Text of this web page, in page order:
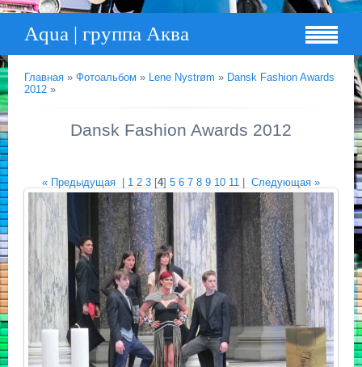
Aqua | группа Аква
Главная » Фотоальбом » Lene Nystrøm » Dansk Fashion Awards
2012 »
Dansk Fashion Awards 2012
« Предыдущая 1 2 3 [4] 5 6 7 8 9 10 11 Следующая »